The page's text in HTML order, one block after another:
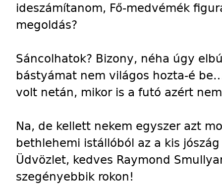
ideszámítanom, Fő-medvémék
megoldás?
Sáncolhatok? Bizony, néha úgy
bástyámat nem világos hozta-é
volt netán, mikor is a futó azért
Na, de kellett nekem egyszer azt
bethlehemi istállóból az a kis
Üdvözlet, kedves Raymond
szegényebbik rokon!